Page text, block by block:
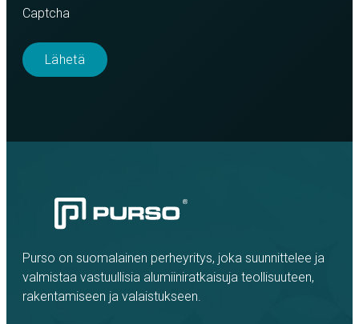
Captcha
Purso on suomalainen perheyritys, joka suunnittelee ja
valmistaa vastuullisia alumiiniratkaisuja teollisuuteen,
rakentamiseen ja valaistukseen.